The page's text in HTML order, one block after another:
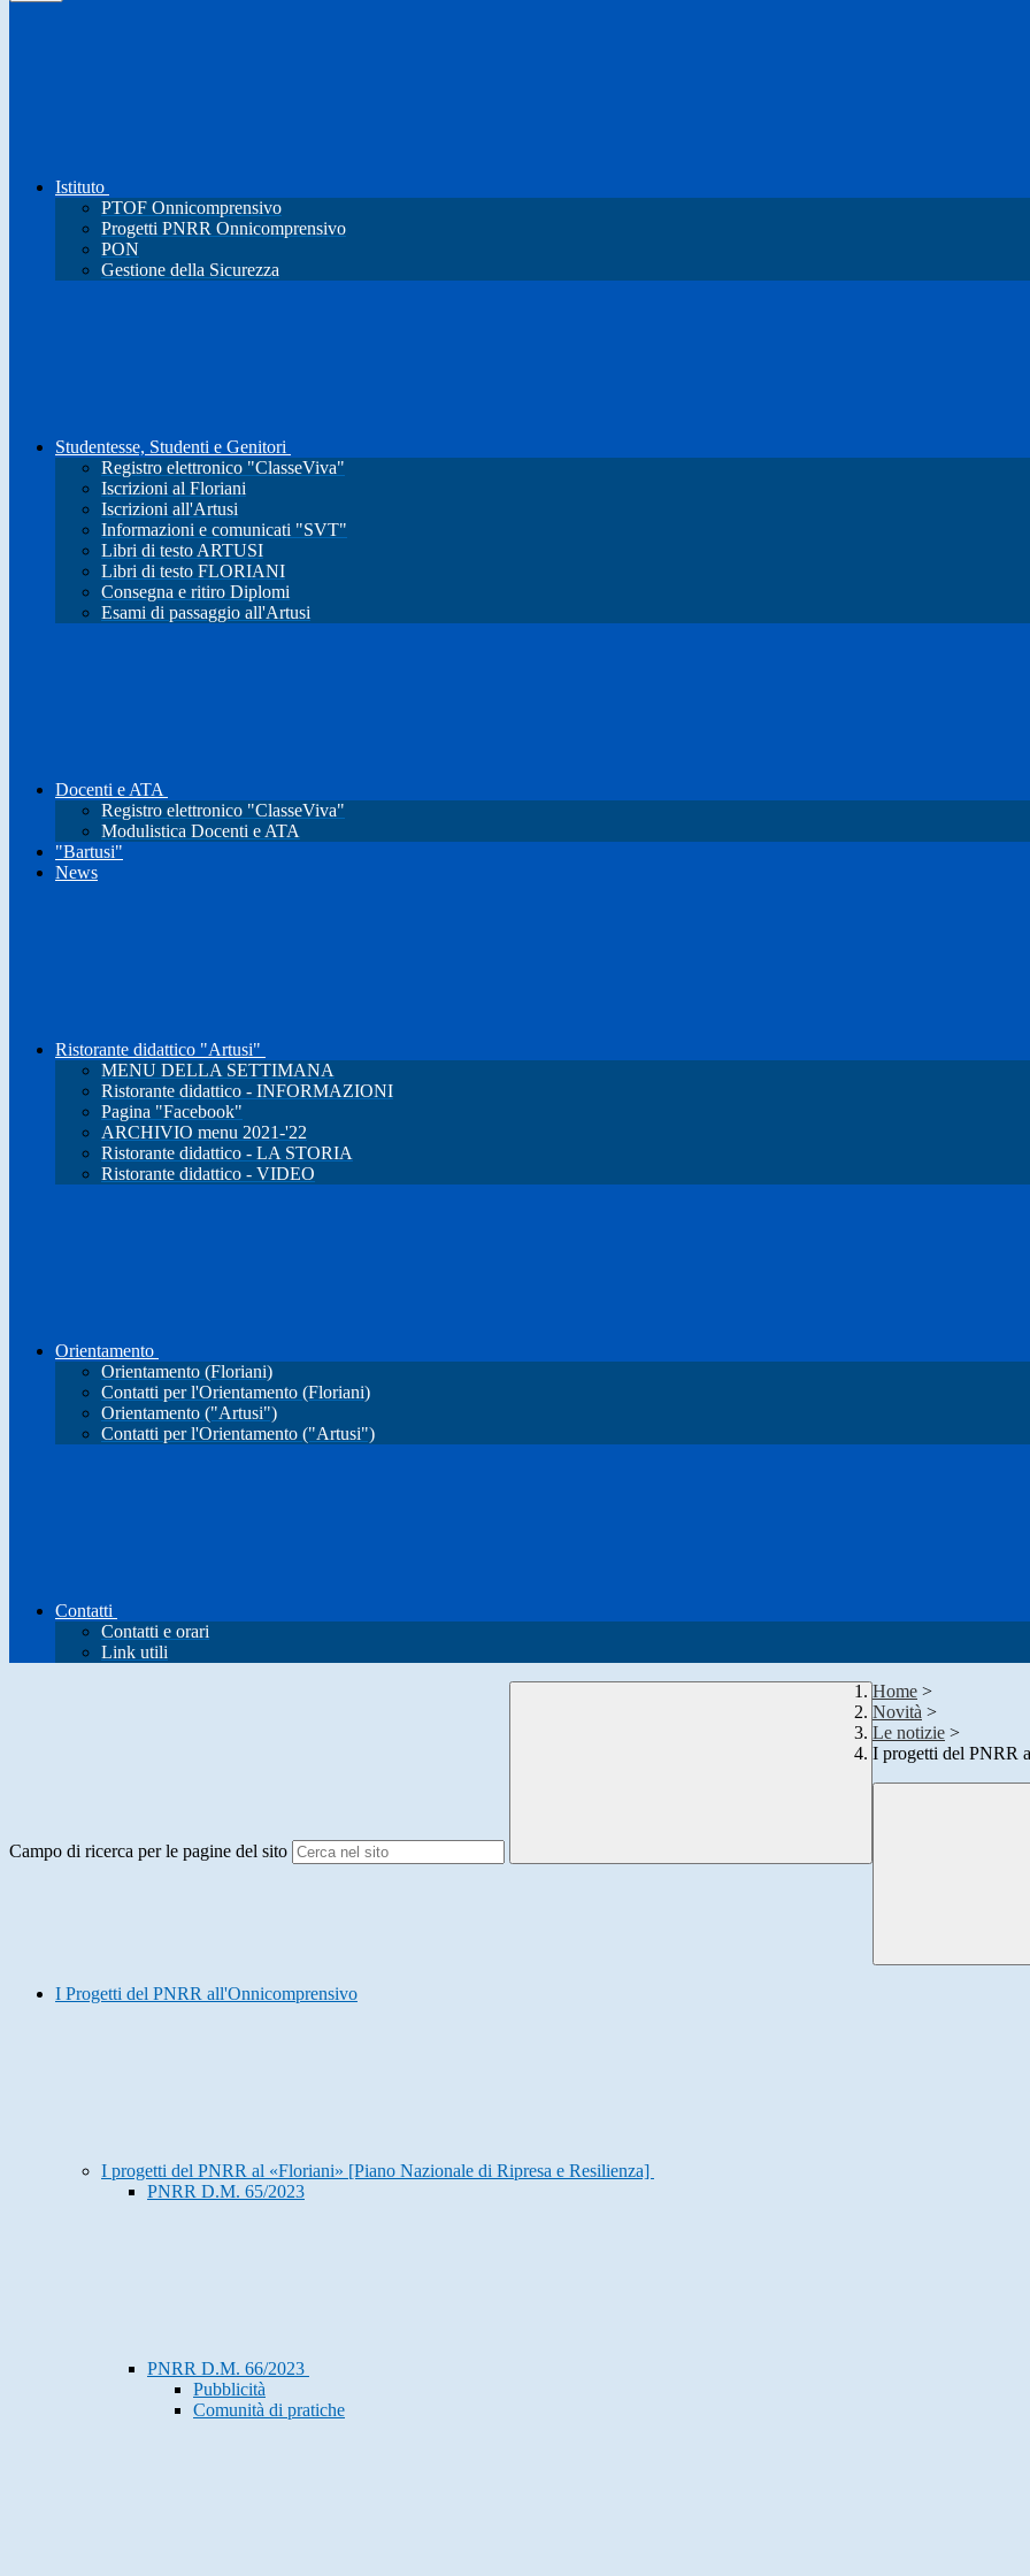
Istituto
PTOF Onnicomprensivo
Progetti PNRR Onnicomprensivo
PON
Gestione della Sicurezza
Studentesse, Studenti e Genitori
Registro elettronico "ClasseViva"
Iscrizioni al Floriani
Iscrizioni all'Artusi
Informazioni e comunicati "SVT"
Libri di testo ARTUSI
Libri di testo FLORIANI
Consegna e ritiro Diplomi
Esami di passaggio all'Artusi
Docenti e ATA
Registro elettronico "ClasseViva"
Modulistica Docenti e ATA
"Bartusi"
News
Ristorante didattico "Artusi"
MENU DELLA SETTIMANA
Ristorante didattico - INFORMAZIONI
Pagina "Facebook"
ARCHIVIO menu 2021-'22
Ristorante didattico - LA STORIA
Ristorante didattico - VIDEO
Orientamento
Orientamento (Floriani)
Contatti per l'Orientamento (Floriani)
Orientamento ("Artusi")
Contatti per l'Orientamento ("Artusi")
Contatti
Contatti e orari
Link utili
Campo di ricerca per le pagine del sito
Home >
Novità >
Le notizie >
I progetti del PNRR
I Progetti del PNRR all'Onnicomprensivo
I progetti del PNRR al «Floriani» [Piano Nazionale di Ripresa e Resilienza]
PNRR D.M. 65/2023
PNRR D.M. 66/2023
Pubblicità
Comunità di pratiche